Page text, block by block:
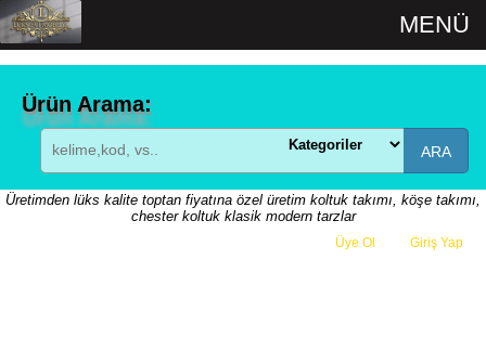
MENÜ
Ürün Arama:
ARA
Üretimden lüks kalite toptan fiyatına özel üretim koltuk takımı, köşe takımı,
chester koltuk klasik modern tarzlar
Üye Ol Giriş Yap